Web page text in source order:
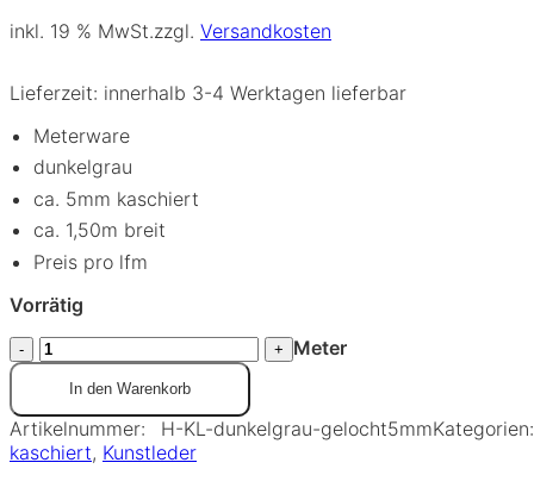
inkl. 19 % MwSt.zzgl. Versandkosten
Lieferzeit: innerhalb 3-4 Werktagen lieferbar
Meterware
dunkelgrau
ca. 5mm kaschiert
ca. 1,50m breit
Preis pro lfm
Vorrätig
Meter
In den Warenkorb
Artikelnummer: H-KL-dunkelgrau-gelocht5mmKategorien:
kaschiert, Kunstleder